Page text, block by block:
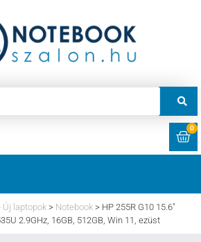
0
Új laptopok > Notebook > HP 255R G10 15.6″
2.9GHz, 16GB, 512GB, Win 11, ezüst